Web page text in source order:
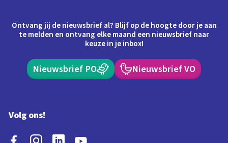
Ontvang jij de nieuwsbrief al? Blijf op de hoogte door je aan
te melden en ontvang elke maand een nieuwsbrief naar
keuze in je inbox!
Nieuwsbrief PO Nieuwsbrief VO
Volg ons!